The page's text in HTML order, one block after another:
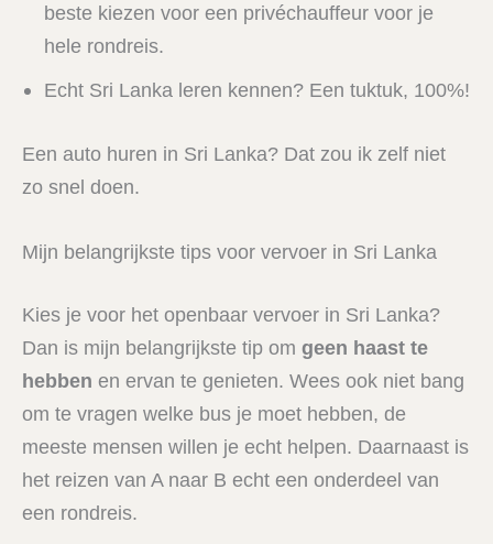
beste kiezen voor een privéchauffeur voor je
hele rondreis.
Echt Sri Lanka leren kennen? Een tuktuk, 100%!
Een auto huren in Sri Lanka? Dat zou ik zelf niet
zo snel doen.
Mijn belangrijkste tips voor vervoer in Sri Lanka
Kies je voor het openbaar vervoer in Sri Lanka?
Dan is mijn belangrijkste tip om geen haast te
hebben en ervan te genieten. Wees ook niet bang
om te vragen welke bus je moet hebben, de
meeste mensen willen je echt helpen. Daarnaast is
het reizen van A naar B echt een onderdeel van
een rondreis.